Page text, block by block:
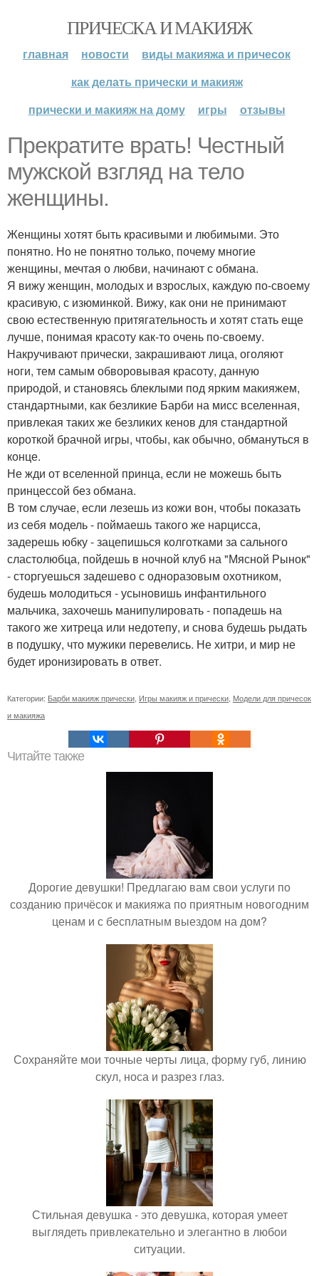
ПРИЧЕСКА И МАКИЯЖ
главная новости
виды макияжа и причесок
как делать прически и макияж
прически и макияж на дому
игры отзывы
Прекратите врать! Честный
мужской взгляд на тело
женщины.
Женщины хотят быть красивыми и любимыми. Это
понятно. Но не понятно только, почему многие
женщины, мечтая о любви, начинают с обмана.
Я вижу женщин, молодых и взрослых, каждую по-своему
красивую, с изюминкой. Вижу, как они не принимают
свою естественную притягательность и хотят стать еще
лучше, понимая красоту как-то очень по-своему.
Накручивают прически, закрашивают лица, оголяют
ноги, тем самым обворовывая красоту, данную
природой, и становясь блеклыми под ярким макияжем,
стандартными, как безликие Барби на мисс вселенная,
привлекая таких же безликих кенов для стандартной
короткой брачной игры, чтобы, как обычно, обмануться в
конце.
Не жди от вселенной принца, если не можешь быть
принцессой без обмана.
В том случае, если лезешь из кожи вон, чтобы показать
из себя модель - поймаешь такого же нарцисса,
задерешь юбку - зацепишься колготками за сального
сластолюбца, пойдешь в ночной клуб на "Мясной Рынок"
- сторгуешься задешево с одноразовым охотником,
будешь молодиться - усыновишь инфантильного
мальчика, захочешь манипулировать - попадешь на
такого же хитреца или недотепу, и снова будешь рыдать
в подушку, что мужики перевелись. Не хитри, и мир не
будет иронизировать в ответ.
Категории: Барби макияж прически Игры макияж и прически Модели для причесок
и макияжа
Читайте также
Дорогие девушки! Предлагаю вам свои услуги по
созданию причёсок и макияжа по приятным новогодним
ценам и с бесплатным выездом на дом?
Сохраняйте мои точные черты лица, форму губ, линию
скул, носа и разрез глаз.
Стильная девушка - это девушка, которая умеет
выглядеть привлекательно и элегантно в любои
ситуации.